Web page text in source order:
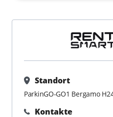
Standort
ParkinGO-GO1 Bergamo
Kontakte